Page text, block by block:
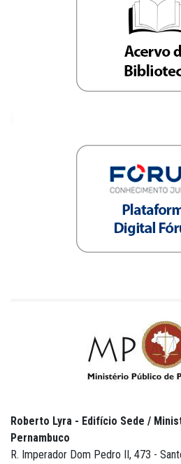
Roberto Lyra - Edifício Sede /
Pernambuco
R. Imperador Dom Pedro II, 473 -